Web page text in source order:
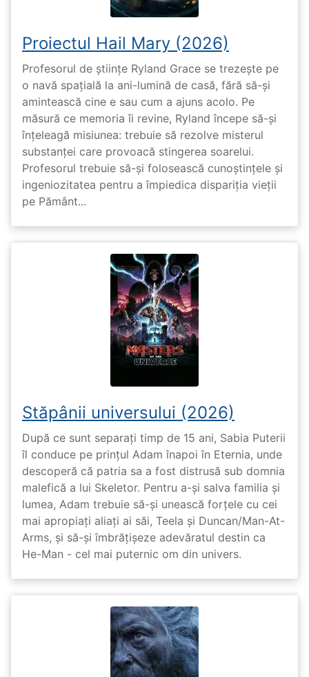
Proiectul Hail Mary (2026)
Profesorul de științe Ryland Grace se trezește pe
o navă spațială la ani-lumină de casă, fără să-și
amintească cine e sau cum a ajuns acolo. Pe
măsură ce memoria îi revine, Ryland începe să-și
înțeleagă misiunea: trebuie să rezolve misterul
substanței care provoacă stingerea soarelui.
Profesorul trebuie să-și folosească cunoștințele și
ingeniozitatea pentru a împiedica dispariția vieții
pe Pământ...
Stăpânii universului (2026)
După ce sunt separați timp de 15 ani, Sabia Puterii
îl conduce pe prințul Adam înapoi în Eternia, unde
descoperă că patria sa a fost distrusă sub domnia
malefică a lui Skeletor. Pentru a-și salva familia și
lumea, Adam trebuie să-și unească forțele cu cei
mai apropiați aliați ai săi, Teela și Duncan/Man-At-
Arms, și să-și îmbrățișeze adevăratul destin ca
He-Man - cel mai puternic om din univers.